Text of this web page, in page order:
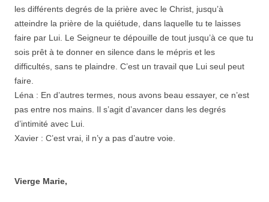
les différents degrés de la prière avec le Christ, jusqu’à
atteindre la prière de la quiétude, dans laquelle tu te laisses
faire par Lui. Le Seigneur te dépouille de tout jusqu’à ce que tu
sois prêt à te donner en silence dans le mépris et les
difficultés, sans te plaindre. C’est un travail que Lui seul peut
faire.
Léna : En d’autres termes, nous avons beau essayer, ce n’est
pas entre nos mains. Il s’agit d’avancer dans les degrés
d’intimité avec Lui.
Xavier : C’est vrai, il n’y a pas d’autre voie.
Vierge Marie,